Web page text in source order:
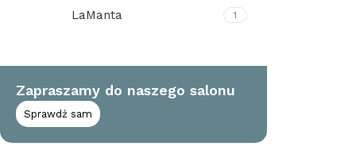
LaManta 1
Zapraszamy do naszego salonu
Sprawdź sam